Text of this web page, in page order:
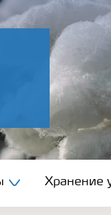
Хранение